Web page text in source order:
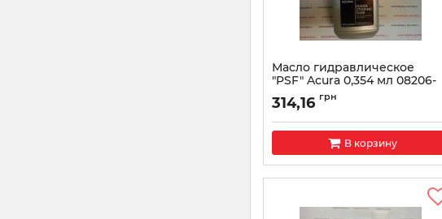
Масло гидравлическое
"PSF" Acura 0,354 мл 08206-
Артикул:
314,16 грн
В корзину